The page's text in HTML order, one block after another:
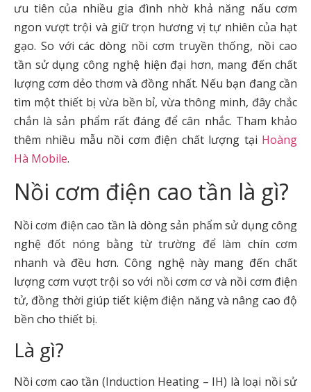
ưu tiên của nhiều gia đình nhờ khả năng nấu cơm
ngon vượt trội và giữ trọn hương vị tự nhiên của hạt
gạo. So với các dòng nồi cơm truyền thống, nồi cao
tần sử dụng công nghệ hiện đại hơn, mang đến chất
lượng cơm dẻo thơm và đồng nhất. Nếu bạn đang cần
tìm một thiết bị vừa bền bỉ, vừa thông minh, đây chắc
chắn là sản phẩm rất đáng để cân nhắc. Tham khảo
thêm nhiều mẫu nồi cơm điện chất lượng tại Hoàng
Hà Mobile.
Nồi cơm điện cao tần là gì?
Nồi cơm điện cao tần là dòng sản phẩm sử dụng công
nghệ đốt nóng bằng từ trường để làm chín cơm
nhanh và đều hơn. Công nghệ này mang đến chất
lượng cơm vượt trội so với nồi cơm cơ và nồi cơm điện
tử, đồng thời giúp tiết kiệm điện năng và nâng cao độ
bền cho thiết bị.
Là gì?
Nồi cơm cao tần (Induction Heating – IH) là loại nồi sử